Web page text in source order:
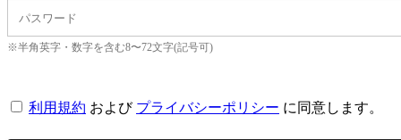
※半角英字・数字を含む8〜72文字(記号可)
利用規約 および プライバシーポリシー に同意します。